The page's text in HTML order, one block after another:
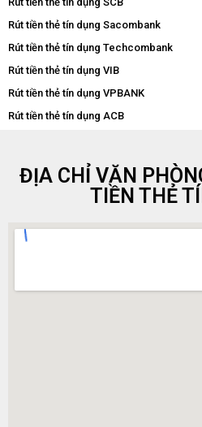
Rút tiền thẻ tín dụng Sacombank
Rút tiền thẻ tín dụng Techcombank
Rút tiền thẻ tín dụng VIB
Rút tiền thẻ tín dụng VPBANK
Rút tiền thẻ tín dụng ACB
ĐỊA CHỈ VĂN
TIỀN THẺ